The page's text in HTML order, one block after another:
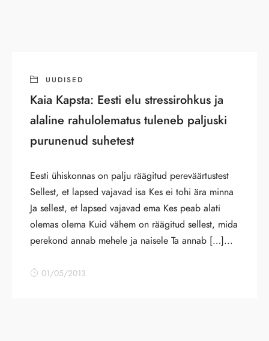
UUDISED
Kaia Kapsta: Eesti elu stressirohkus ja
alaline rahulolematus tuleneb paljuski
purunenud suhetest
Eesti ühiskonnas on palju räägitud pereväärtustest
Sellest, et lapsed vajavad isa Kes ei tohi ära minna
Ja sellest, et lapsed vajavad ema Kes peab alati
olemas olema Kuid vähem on räägitud sellest, mida
perekond annab mehele ja naisele Ta annab […]...
01/05/2013